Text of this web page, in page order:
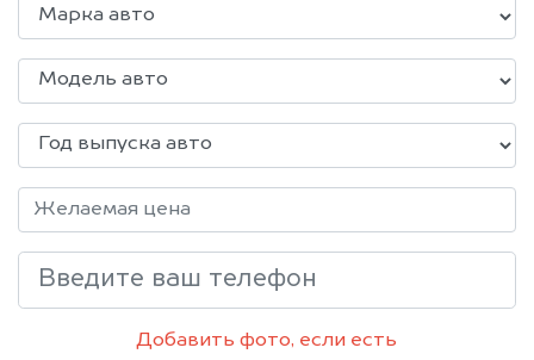
Добавить фото, если есть